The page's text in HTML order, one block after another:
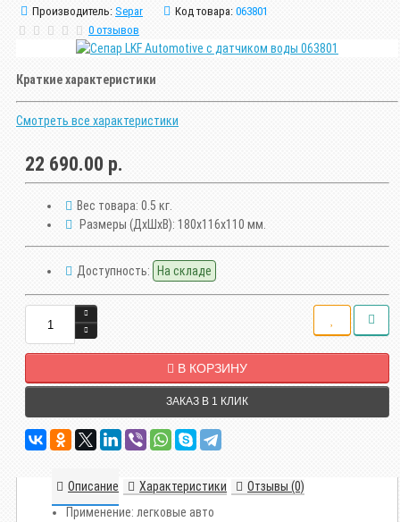
Производитель: Separ Код товара: 063801
0 отзывов
Краткие характеристики
Смотреть все характеристики
22 690.00 р.
Вес товара: 0.5 кг.
Размеры (ДxШxВ): 180x116x110 мм.
Доступность: На складе
В КОРЗИНУ
ЗАКАЗ В 1 КЛИК
Описание Характеристики
Отзывы (0)
Применение: легковые авто